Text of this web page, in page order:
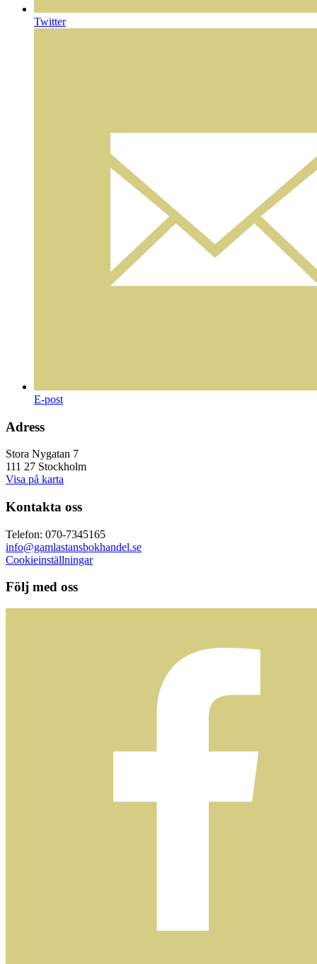
Twitter
E-post
Adress
Stora Nygatan 7
111 27 Stockholm
Visa på karta
Kontakta oss
Telefon: 070-7345165
info@gamlastansbokhandel.se
Cookieinställningar
Följ med oss